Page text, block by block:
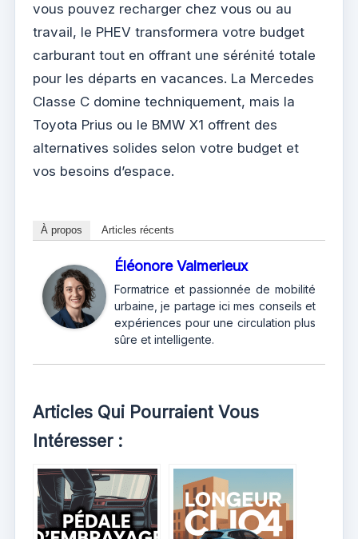
vous pouvez recharger chez vous ou au
travail, le PHEV transformera votre budget
carburant tout en offrant une sérénité totale
pour les départs en vacances. La Mercedes
Classe C domine techniquement, mais la
Toyota Prius ou le BMW X1 offrent des
alternatives solides selon votre budget et
vos besoins d’espace.
À propos Articles récents
Éléonore Valmerieux
Formatrice et passionnée de mobilité
urbaine, je partage ici mes conseils et
expériences pour une circulation plus
sûre et intelligente.
Articles Qui Pourraient Vous
Intéresser :